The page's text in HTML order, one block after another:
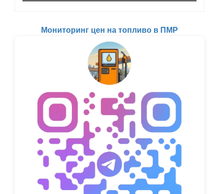
Мониторинг цен на топливо в ПМР